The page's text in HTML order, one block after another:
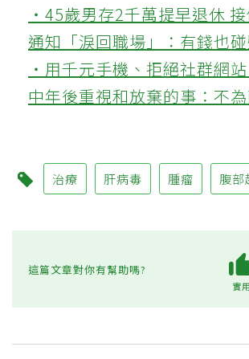
‧45歲男存2千萬提早退休
通知「淚回職場」：有錢也
‧用千元手機、拒絕社群網
中年後重視和放棄的事：不
治療 肝病毒 腫瘤 腹部
這篇文章對你有幫助嗎?
實用